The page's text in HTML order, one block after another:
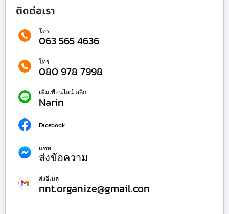
ติดต่อเรา
โทร
063 565 4636
โทร
080 978 7998
เพิ่มเพื่อนไลน์ คลิก
Narin
Facebook
แชท
ส่งข้อความ
ส่งอีเมล
nnt.organize@gmail.con